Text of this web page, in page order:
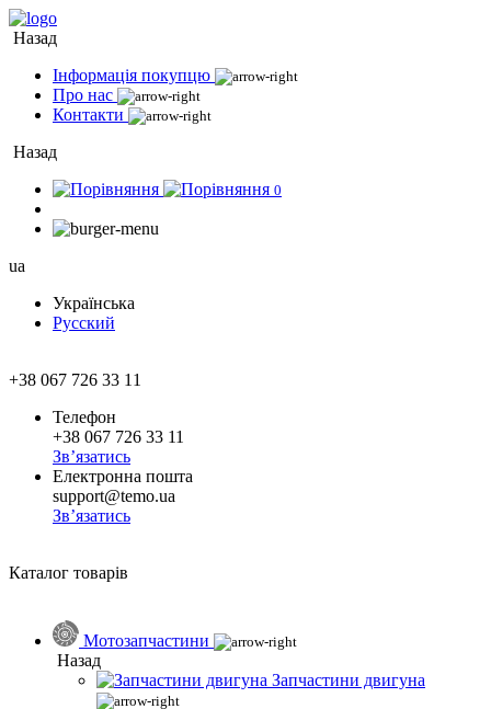
Назад
Інформація покупцю
Про нас
Контакти
Назад
0
ua
Українська
Русский
+38 067 726 33 11
Телефон
+38 067 726 33 11
Зв’язатись
Електронна пошта
support@temo.ua
Зв’язатись
Каталог товарів
Мотозапчастини
Назад
Запчастини двигуна